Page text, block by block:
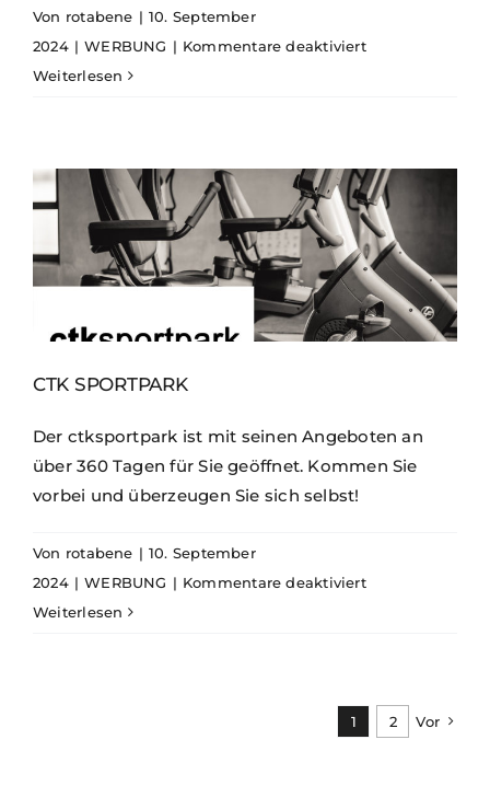
Von rotabene | 10. September
2024 | WERBUNG | Kommentare deaktiviertfür
Weiterlesen
CTK SPORTPARK
Der ctksportpark ist mit seinen Angeboten an
über 360 Tagen für Sie geöffnet. Kommen Sie
vorbei und überzeugen Sie sich selbst!
Von rotabene | 10. September
2024 | WERBUNG | Kommentare deaktiviertfür
Weiterlesen
1 2 Vor